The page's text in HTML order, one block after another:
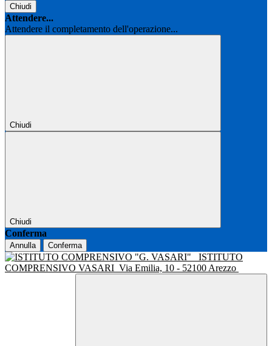
Chiudi
Attendere...
Attendere il completamento dell'operazione...
Chiudi
Chiudi
Conferma
Annulla Conferma
ISTITUTO
COMPRENSIVO VASARI Via Emilia, 10 - 52100 Arezzo